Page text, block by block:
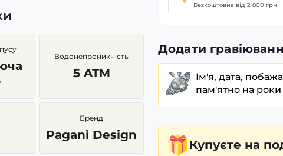
Водонепроникність
5 ATM
Бренд
Pagani Design
Безкоштовна від 2 800 грн
Додати
Ім'я, дата,
пам'ятно на роки
Купуєте на